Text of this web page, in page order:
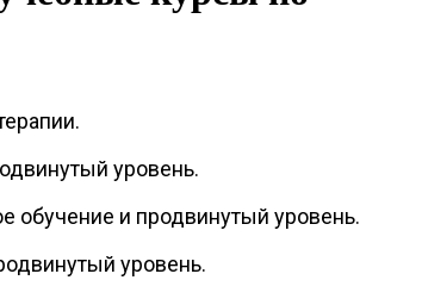
уровень.
обучение и продвинутый уровень.
уровень.